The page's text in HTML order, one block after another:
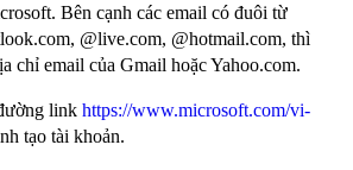
Bên cạnh các email có đuôi từ
@live.com, @hotmail.com, thì
chỉ email của Gmail hoặc Yahoo.com.
link https://www.microsoft.com/vi-
tạo tài khoản.